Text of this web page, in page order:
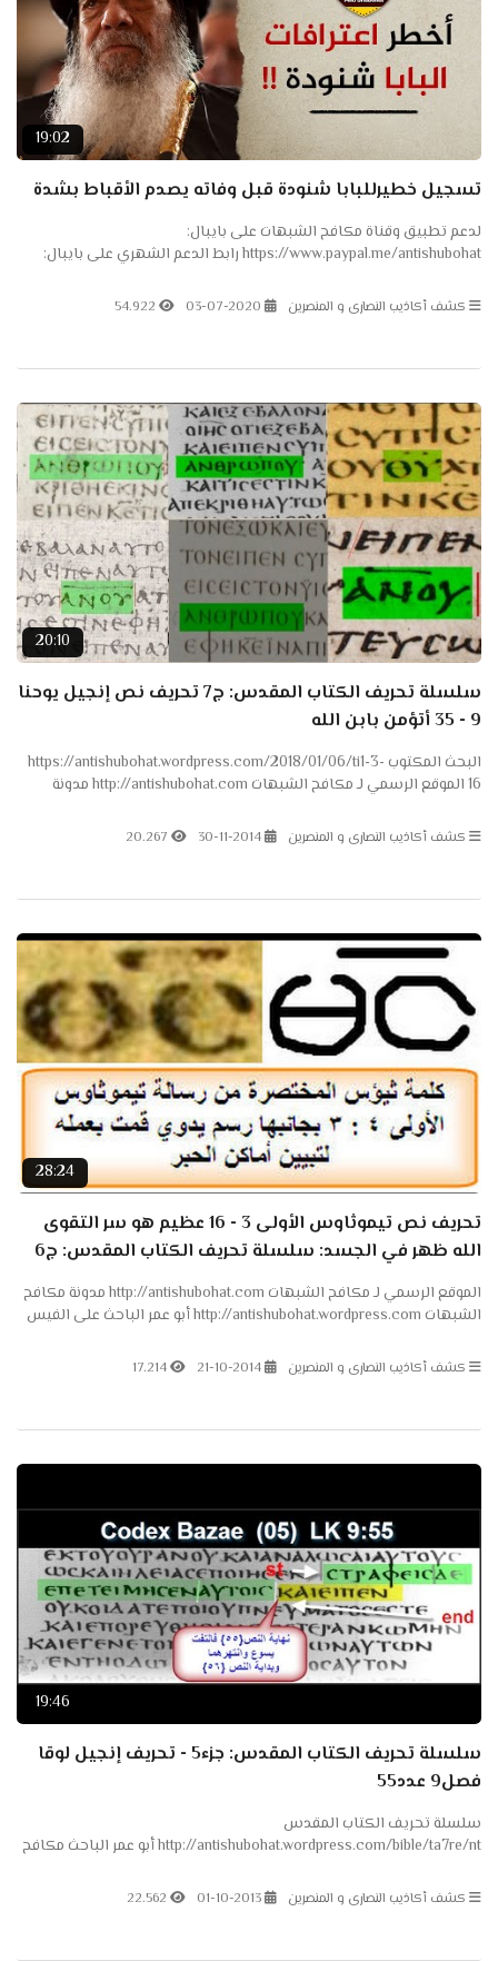
19:02
تسجيل خطيرللبابا شنودة قبل وفاته يصدم الأقباط بشدة
لدعم تطبيق وقناة مكافح الشبهات على بايبال:
https://www.paypal.me/antishubohat رابط الدعم الشهري على بايبال:
الشبهات على...
كشف أكاذيب النصارى و المنصرين 03-07-2020
54.922
20:10
سلسلة تحريف الكتاب المقدس: ج7 تحريف نص إنجيل يوحنا
9 - 35 أتؤمن بابن الله
البحث المكتوب https://antishubohat.wordpress.com/2018/01/06/ti1-3-
16 الموقع الرسمي لـ مكافح الشبهات http://antishubohat.com مدونة
كشف أكاذيب النصارى و المنصرين 30-11-2014
20.267
28:24
تحريف نص تيموثاوس الأولى 3 - 16 عظيم هو سر التقوى
الله ظهر في الجسد: سلسلة تحريف الكتاب المقدس: ج6
الموقع الرسمي لـ مكافح الشبهات http://antishubohat.com مدونة مكافح
الشبهات http://antishubohat.wordpress.com أبو عمر الباحث على الفيس
كشف أكاذيب النصارى و المنصرين 21-10-2014
17.214
19:46
سلسلة تحريف الكتاب المقدس: جزء5 - تحريف إنجيل لوقا
فصل9 عدد55
سلسلة تحريف الكتاب المقدس
http://antishubohat.wordpress.com/bible/ta7re/nt أبو عمر الباحث مكافح
كشف أكاذيب النصارى و المنصرين 01-10-2013
22.562